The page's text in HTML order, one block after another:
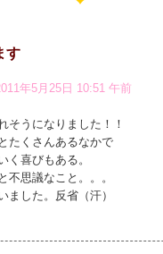
す
年5月25日 10:51 午前
そうになりました！！
たくさんあるなかで
く喜びもある。
不思議なこと。。。
ました。反省（汗）